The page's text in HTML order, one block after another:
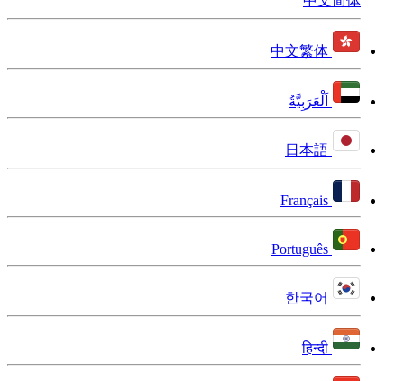
中文繁体
اَلْعَرَبِيَّةُ
日本語
Français
Português
한국어
हिन्दी